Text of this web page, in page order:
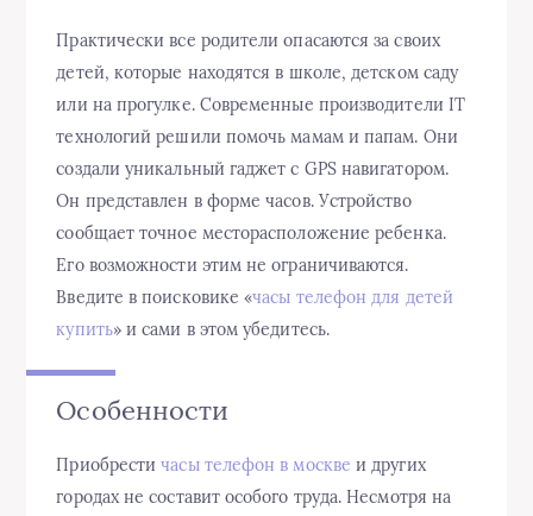
Практически все родители опасаются за своих
детей, которые находятся в школе, детском саду
или на прогулке. Современные производители IT
технологий решили помочь мамам и папам. Они
создали уникальный гаджет с GPS навигатором.
Он представлен в форме часов. Устройство
сообщает точное месторасположение ребенка.
Его возможности этим не ограничиваются.
Введите в поисковике «часы телефон для детей
купить» и сами в этом убедитесь.
Особенности
Приобрестичасы телефон в москве и других
городах не составит особого труда. Несмотря на